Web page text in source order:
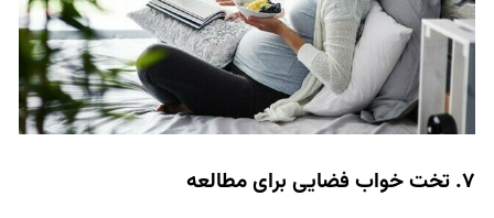
7. تخت خواب فضایی برای مطالعه